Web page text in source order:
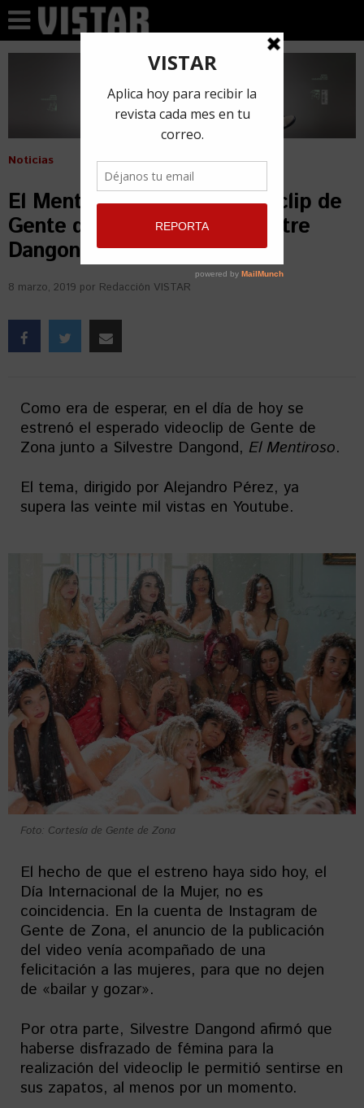
Noticias
El Mentiroso, el nuevo videoclip de
Gente de Zona junto a Silvestre
Dangond
8 marzo, 2019 por Redacción VISTAR
Como era de esperar, en el día de hoy se
estrenó el esperado videoclip de Gente de
Zona junto a Silvestre Dangond, El Mentiroso.
El tema, dirigido por Alejandro Pérez, ya
supera las veinte mil vistas en Youtube.
Foto: Cortesía de Gente de Zona
El hecho de que el estreno haya sido hoy, el
Día Internacional de la Mujer, no es
coincidencia. En la cuenta de Instagram de
Gente de Zona, el anuncio de la publicación
del video venía acompañado de una
felicitación a las mujeres, para que no dejen
de «bailar y gozar».
Por otra parte, Silvestre Dangond afirmó que
haberse disfrazado de fémina para la
realización del videoclip le permitió sentirse en
sus zapatos, al menos por un momento.